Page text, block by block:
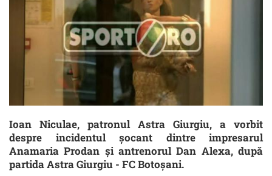
Ioan Niculae, patronul Astra Giurgiu, a vorbit
despre incidentul șocant dintre impresarul
Anamaria Prodan și antrenorul Dan Alexa, după
partida Astra Giurgiu - FC Botoșani.